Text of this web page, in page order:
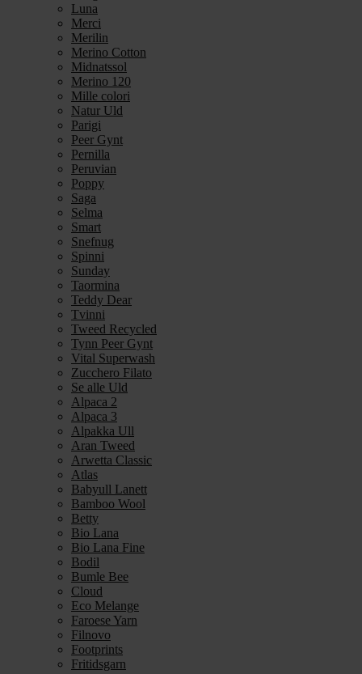
Luna
Merci
Merilin
Merino Cotton
Midnatssol
Merino 120
Mille colori
Natur Uld
Parigi
Peer Gynt
Pernilla
Peruvian
Poppy
Saga
Selma
Smart
Snefnug
Spinni
Sunday
Taormina
Teddy Dear
Tvinni
Tweed Recycled
Tynn Peer Gynt
Vital Superwash
Zucchero Filato
Se alle Uld
Alpaca 2
Alpaca 3
Alpakka Ull
Aran Tweed
Arwetta Classic
Atlas
Babyull Lanett
Bamboo Wool
Betty
Bio Lana
Bio Lana Fine
Bodil
Bumle Bee
Cloud
Eco Melange
Faroese Yarn
Filnovo
Footprints
Fritidsgarn